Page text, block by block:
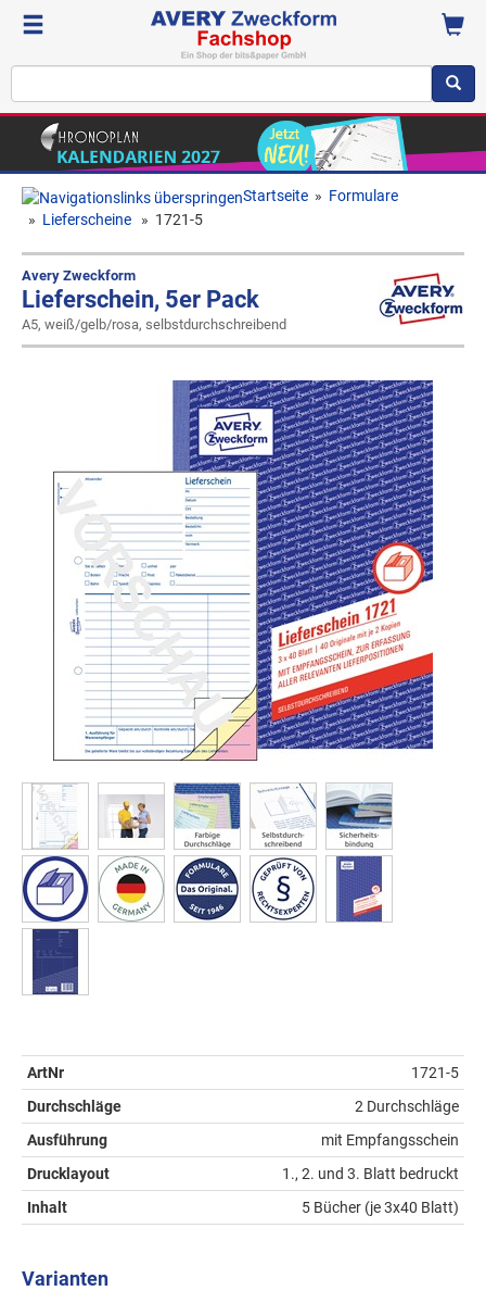
Startseite » Formulare
» Lieferscheine » 1721-5
Avery Zweckform
Lieferschein, 5er Pack
A5, weiß/gelb/rosa, selbstdurchschreibend
ArtNr
1721-5
Durchschläge
2 Durchschläge
Ausführung
mit Empfangsschein
Drucklayout
1., 2. und 3. Blatt bedruckt
Inhalt
5 Bücher (je 3x40 Blatt)
Varianten